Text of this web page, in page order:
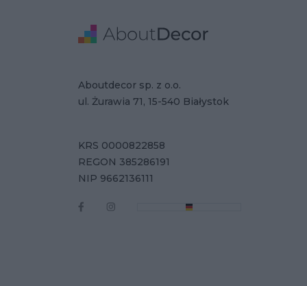
Adres
Aboutdecor sp. z o.o.
ul. Żurawia 71, 15-540 Białystok
Dane Firmy
KRS 0000822858
REGON 385286191
NIP 9662136111